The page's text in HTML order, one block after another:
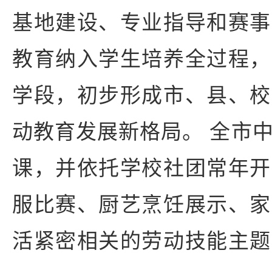
基地建设、专业指导和赛
教育纳入学生培养全过程
学段，初步形成市、县、
动教育发展新格局。 全市
课，并依托学校社团常年
服比赛、厨艺烹饪展示、
活紧密相关的劳动技能主